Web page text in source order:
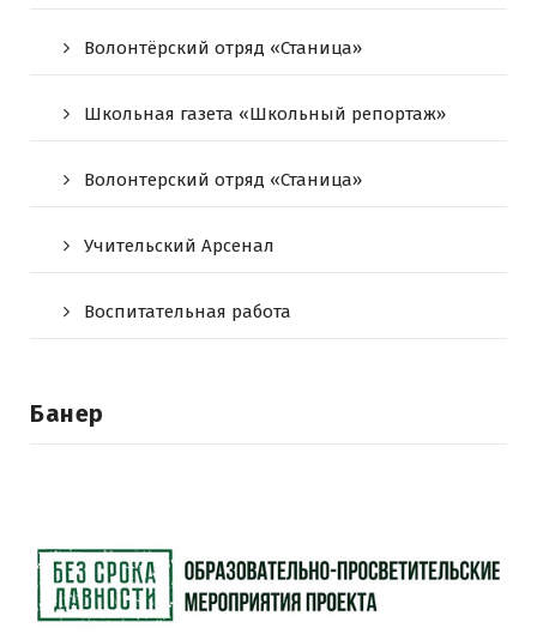
Волонтёрский отряд «Станица»
Школьная газета «Школьный репортаж»
Волонтерский отряд «Станица»
Учительский Арсенал
Воспитательная работа
Банер